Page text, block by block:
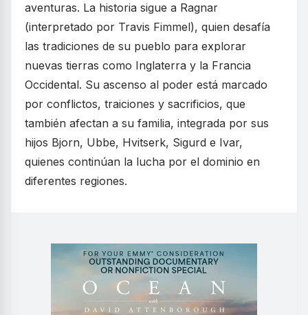
aventuras. La historia sigue a Ragnar
(interpretado por Travis Fimmel), quien desafía
las tradiciones de su pueblo para explorar
nuevas tierras como Inglaterra y la Francia
Occidental. Su ascenso al poder está marcado
por conflictos, traiciones y sacrificios, que
también afectan a su familia, integrada por sus
hijos Bjorn, Ubbe, Hvitserk, Sigurd e Ivar,
quienes continúan la lucha por el dominio en
diferentes regiones.